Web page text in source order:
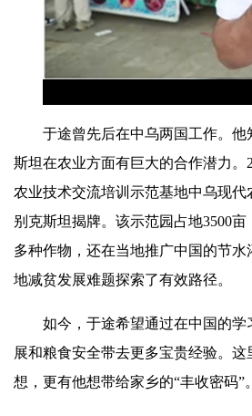
于途曾先后在中乌两国工作。
斯坦在农业方面有巨大的合作潜力。
农业技术交流培训示范基地中乌现
别克斯坦揭牌。该示范园占地3500
多种作物，还在当地推广中国的节水
地减贫发展难题探索了有效路径。
如今，于途希望通过在中国的
展和粮食安全带去更多宝贵经验。
想，更有他想带给家乡的“丰收密码”。